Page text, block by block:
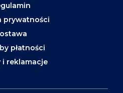
prywatności
płatności
i reklamacje